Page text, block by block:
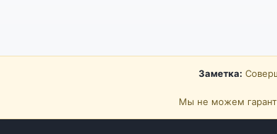
Заметка:
Мы не можем